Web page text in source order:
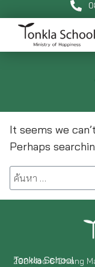
It seems we
Perhaps
Tonkla School
292 Moo 6 Chiang